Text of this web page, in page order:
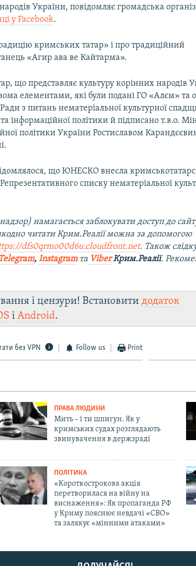
України, повідомляє громадська
у Facebook.
кримських татар» і про традиційний
«Агир ава ве Кайтарма».
що представляє культуру корінних народів
елементами, які були подані ГО «Алєм» та
з питань нематеріальної культурної
інформаційної політики й підписано т.в.о.
політики України Ростиславом
що ЮНЕСКО внесла
списку нематеріальної
намагається заблокувати доступ до
читати Крим.Реалії можна за допомогою
dfs0qrmo00d6u.cloudfront.net. Також
, Instagramта ViberКрим.Реалії.
і цензури! Встановитидодаток
іAndroid.
без VPN Follow us Print
ПРАВА ЛЮДИНИ
Мить – і ти шпигун. Як у
кримських судах розглядають
звинувачення в держзраді
ПОЛІТИКА
«Короткострокова акція
перетворилася на війну на
виснаження»: Як пропаганда РФ
у Криму пояснює невдачі «СВО»
та залякує «мінними атаками»